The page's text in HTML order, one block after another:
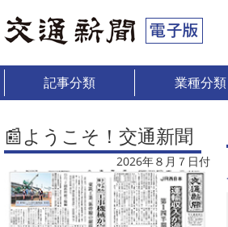
記事分類 業種分類
📰ようこそ！交通新聞
2026年８月７日付